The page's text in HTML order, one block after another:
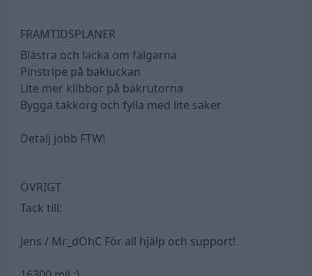
FRAMTIDSPLANER
Blästra och lacka om fälgarna
Pinstripe på bakluckan
Lite mer klibbor på bakrutorna
Bygga takkorg och fylla med lite saker
Detalj jobb FTW!
ÖVRIGT
Tack till:
Jens / Mr_dOhC För all hjälp och support!